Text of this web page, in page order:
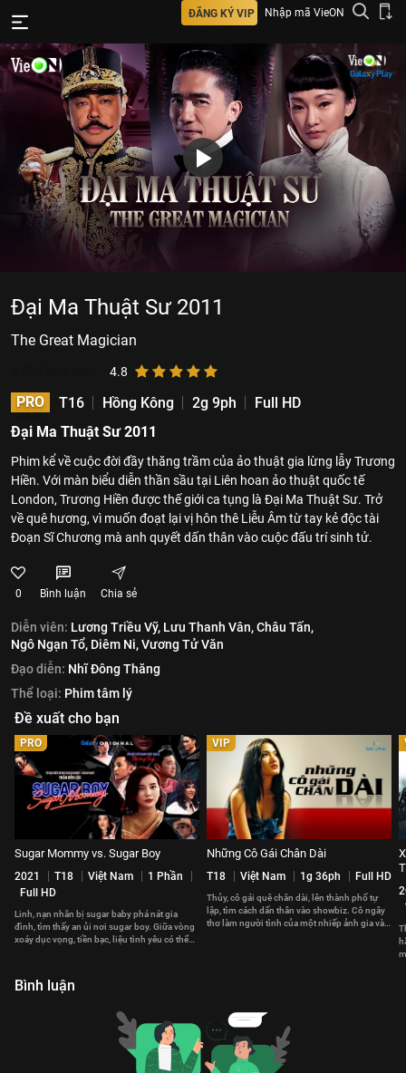
ĐĂNG KÝ VIP Nhập mã VieON
Đại Ma Thuật Sư 2011
The Great Magician
4.8
PRO T16 Hồng Kông 2g 9ph
Full HD
Đại Ma Thuật Sư 2011
Phim kể về cuộc đời đầy thăng trầm của ảo thuật gia lừng lẫy Trương
Hiền. Với màn biểu diễn thần sầu tại Liên hoan ảo thuật quốc tế
London, Trương Hiền được thế giới ca tụng là Đại Ma Thuật Sư. Trở
về quê hương, vì muốn đoạt lại vị hôn thê Liễu Âm từ tay kẻ độc tài
Đoạn Sĩ Chương mà anh quyết dấn thân vào cuộc đấu trí sinh tử.
0 Bình luận Chia sẻ
Diễn viên: Lương Triều Vỹ, Lưu Thanh Vân,Châu Tấn,
Ngô Ngạn Tổ, Diêm Ni,Vương Tử Văn
Đạo diễn: Nhĩ Đông Thăng
Thể loại: Phim tâm lý
Đề xuất cho bạn
PRO
Sugar Mommy vs. Sugar Boy
2021 T18 Việt Nam
1 Phần
Full HD
Linh, nạn nhân bị sugar baby phá nát gia
đình, tìm thấy an ủi nơi sugar boy. Giữa vòng
xoáy dục vọng, tiền bạc, liệu tình yêu có thể
VIP
Những Cô Gái Chân Dài
T18 Việt Nam 1g 36ph Full HD
Thủy, cô gái quê chân dài, lên thành phố tự
lập, tìm cách dấn thân vào showbiz. Cô ngây
thơ làm người tình của một nhiếp ảnh gia và
Bình luận